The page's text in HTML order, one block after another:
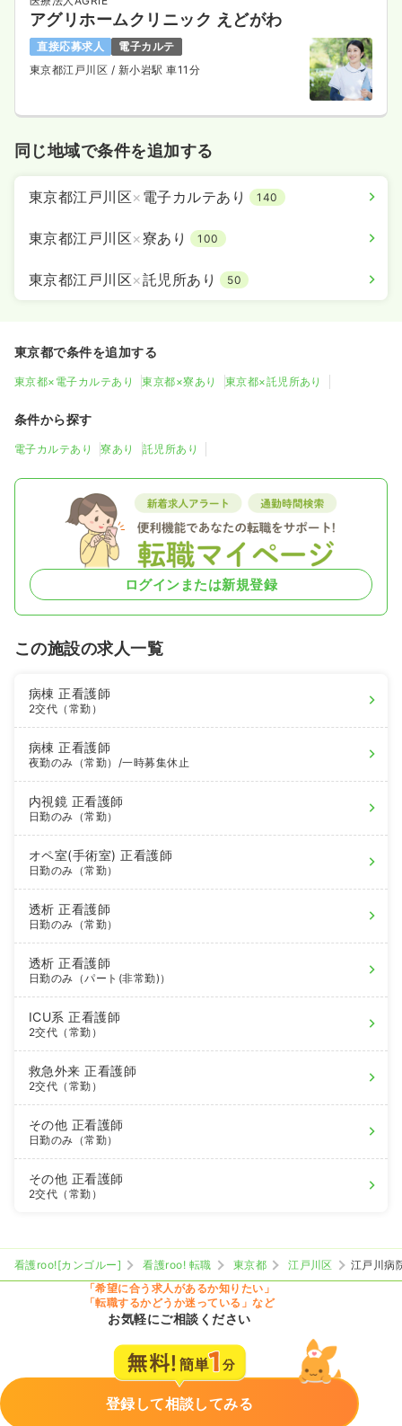
アグリホームクリニック えどがわ
直接応募求人
電子カルテ
東京都江戸川区 / 新小岩駅 車11分
同じ地域で条件を追加する
東京都江戸川区× 電子カルテあり 140
東京都江戸川区×寮あり 100
東京都江戸川区×託児所あり 50
東京都で条件を追加する
東京都×電子カルテあり 東京都×寮あり 東京都×託児所あり
条件から探す
電子カルテあり 寮あり 託児所あり
ログインまたは新規登録
この施設の求人一覧
病棟正看護師
2交代（常勤）
病棟正看護師
夜勤のみ（常勤） /一時募集休止
内視鏡 正看護師
日勤のみ（常勤）
オペ室(手術室)正看護師
日勤のみ（常勤）
透析正看護師
日勤のみ（常勤）
透析正看護師
日勤のみ（パート(非常勤)）
ICU系正看護師
2交代（常勤）
救急外来正看護師
2交代（常勤）
その他 正看護師
日勤のみ（常勤）
その他 正看護師
2交代（常勤）
看護roo![カンゴルー] 看護roo! 転職 東京都 江戸川区
江戸川病
「希望に合う求人があるか知りたい」
「転職するかどうか迷っている」など
お気軽にご相談ください
登録して相談してみる